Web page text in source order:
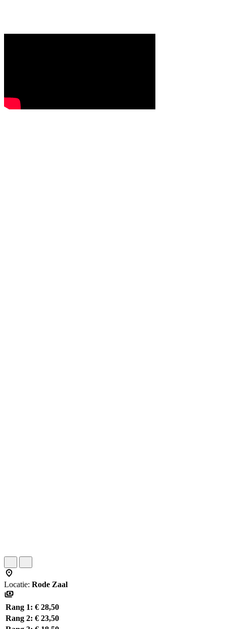
Locatie: Rode Zaal
Rang 1: € 28,50
Rang 2: € 23,50